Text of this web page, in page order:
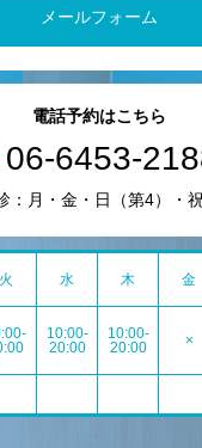
メールフォーム
電話予約はこちら
06-6453-
：月・金・日（第4）・
火 水 木 金
10:00-
20:00
10:00-
20:00
×